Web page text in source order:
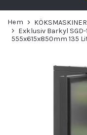
Hem KÖKSMASKINER
Exklusiv Barkyl
555x615x850mm 135